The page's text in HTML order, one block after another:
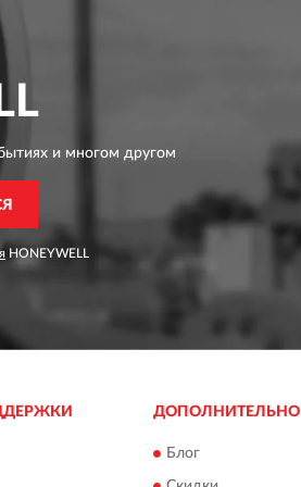
и многом другом
HONEYWELL
ДОПОЛНИТЕЛЬНО
Блог